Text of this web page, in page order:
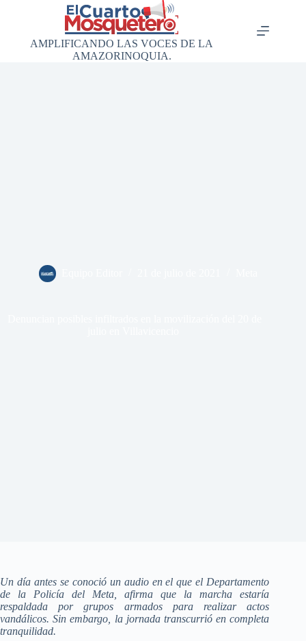
AMPLIFICANDO LAS VOCES DE LA
AMAZORINOQUIA.
Un día antes se conoció un audio en el que el Departamento
de la Policía del Meta, afirma que la marcha estaría
respaldada por grupos armados para realizar actos
vandálicos. Sin embargo, la jornada transcurrió en completa
tranquilidad.